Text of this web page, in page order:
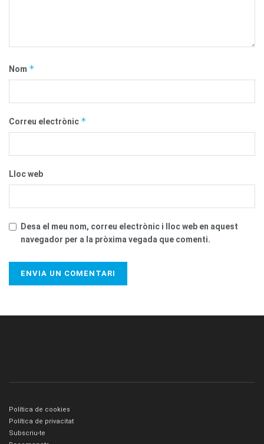
Nom *
Correu electrònic *
Lloc web
Desa el meu nom, correu electrònic i lloc web en aquest
navegador per a la pròxima vegada que comenti.
Política de cookies
Política de privacitat
Subscriu-te